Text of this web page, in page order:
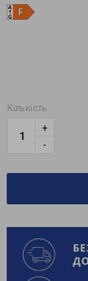
Кількість
-
+